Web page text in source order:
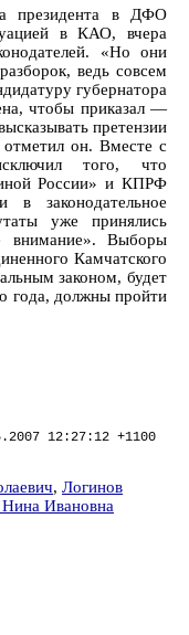
президента в ДФО
в КАО, вчера
«Но они
ведь совсем
губернатора
чтобы приказал —
претензии
он. Вместе с
того, что
России» и КПРФ
законодательное
уже принялись
внимание». Выборы
Камчатского
законом, будет
года, должны пройти
12:27:12 +1100
, Логинов
Ивановна